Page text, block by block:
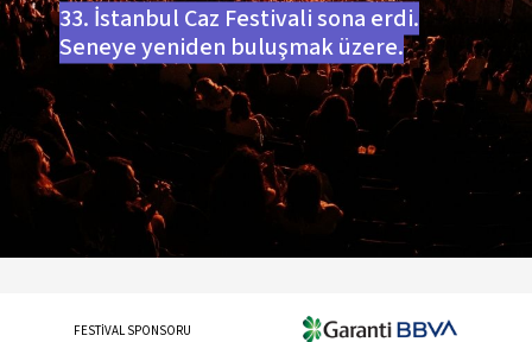
33. İstanbul Caz Festivali sona erdi.
Seneye yeniden buluşmak üzere.
FESTİVAL SPONSORU